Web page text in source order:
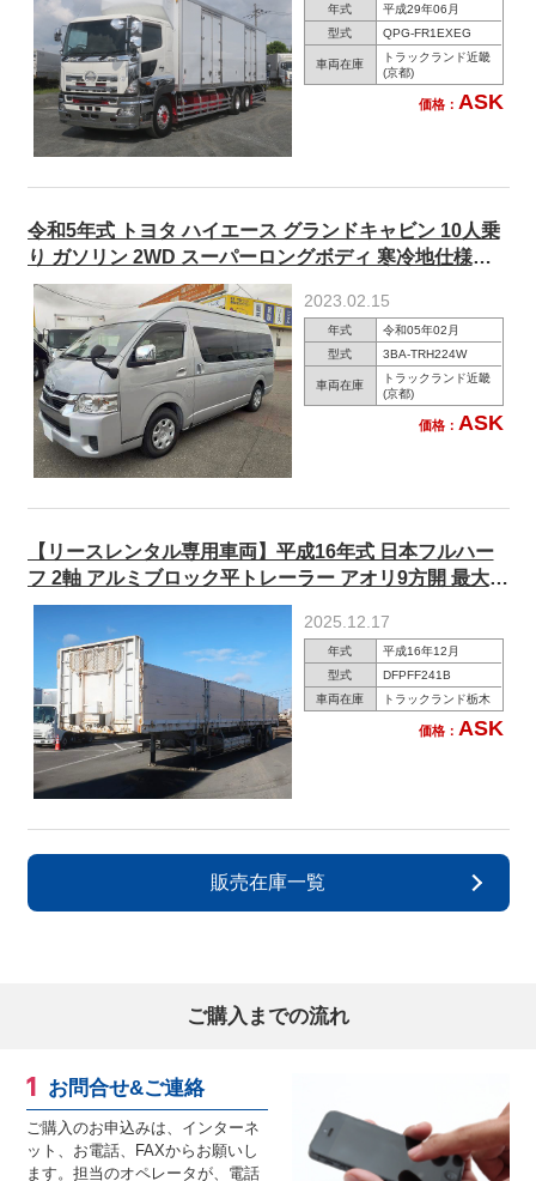
★
年式
平成29年06月
型式
QPG-FR1EXEG
車両在庫
トラックランド近畿
(京都)
価格： ASK
令和5年式 トヨタ ハイエース グランドキャビン 10人乗
り ガソリン 2WD スーパーロングボディ 寒冷地仕様
ETC2.0・ナビ連動
2023.02.15
年式
令和05年02月
型式
3BA-TRH224W
車両在庫
トラックランド近畿
(京都)
価格： ASK
【リースレンタル専用車両】平成16年式 日本フルハー
フ 2軸 アルミブロック平トレーラー アオリ9方開 最大積
載20.8t
2025.12.17
年式
平成16年12月
型式
DFPFF241B
車両在庫
トラックランド栃木
価格： ASK
販売在庫一覧
ご購入までの流れ
お問合せ&ご連絡
ご購入のお申込みは、インターネ
ット、お電話、FAXからお願いし
ます。担当のオペレータが、電話